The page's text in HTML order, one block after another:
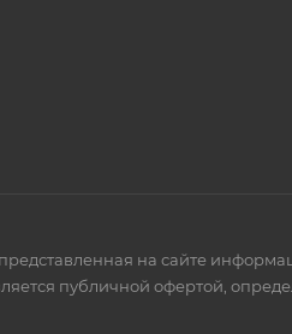
на сайте
публичной офертой,